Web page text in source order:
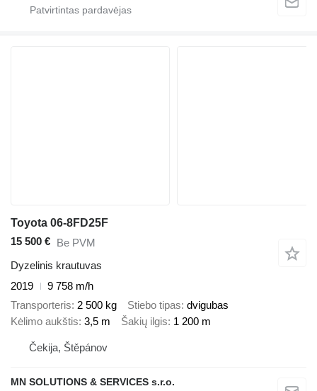
Toyota 06-8FD25F
15 500 € Be PVM
Dyzelinis krautuvas
2019
9 758 m/h
Transporteris 2 500 kg Stiebo tipas dvigubas
Kėlimo aukštis 3,5 m Šakių ilgis 1 200 m
Čekija, Štěpánov
MN SOLUTIONS & SERVICES s.r.o.